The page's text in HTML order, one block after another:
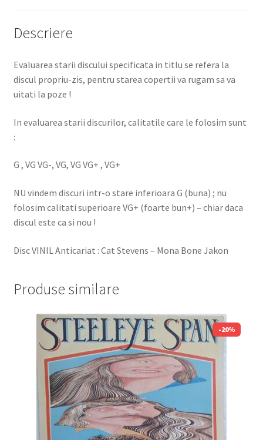
Descriere
Evaluarea starii discului specificata in titlu se refera la
discul propriu-zis, pentru starea copertii va rugam sa va
uitati la poze !
In evaluarea starii discurilor, calitatile care le folosim sunt
:
G , VG VG-, VG, VG VG+ , VG+
NU vindem discuri intr-o stare inferioara G (buna) ; nu
folosim calitati superioare VG+ (foarte bun+) – chiar daca
discul este ca si nou !
Disc VINIL Anticariat : Cat Stevens – Mona Bone Jakon
Produse similare
-20%